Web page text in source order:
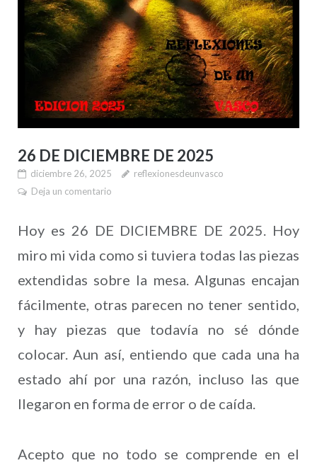
26 DE DICIEMBRE DE 2025
diciembre 26, 2025
reflexionesdeunvasco
Deja un comentario
Hoy es 26 DE DICIEMBRE DE 2025. Hoy
miro mi vida como si tuviera todas las piezas
extendidas sobre la mesa. Algunas encajan
fácilmente, otras parecen no tener sentido,
y hay piezas que todavía no sé dónde
colocar. Aun así, entiendo que cada una ha
estado ahí por una razón, incluso las que
llegaron en forma de error o de caída.
Acepto que no todo se comprende en el